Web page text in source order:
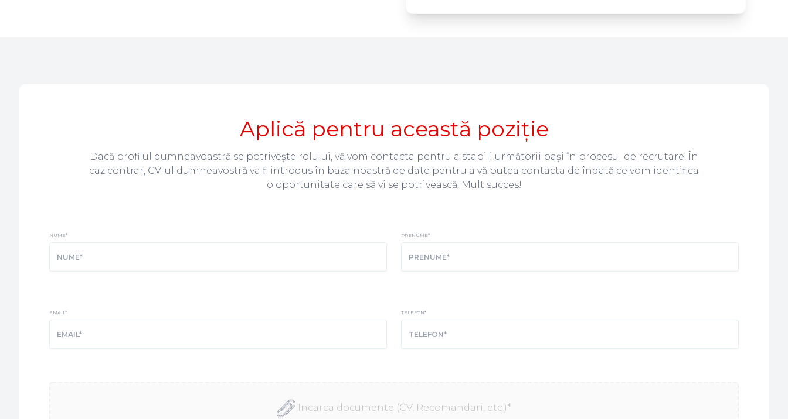
Aplică pentru această poziție
Dacă profilul dumneavoastră se potrivește rolului, vă vom contacta pentru a stabili următorii pași în procesul de recrutare. În
caz contrar, CV-ul dumneavostră va fi introdus în baza noastră de date pentru a vă putea contacta de îndată ce vom identifica
o oportunitate care să vi se potrivească. Mult succes!
NUME* PRENUME*
EMAIL* TELEFON*
Incarca documente (CV, Recomandari, etc.)*